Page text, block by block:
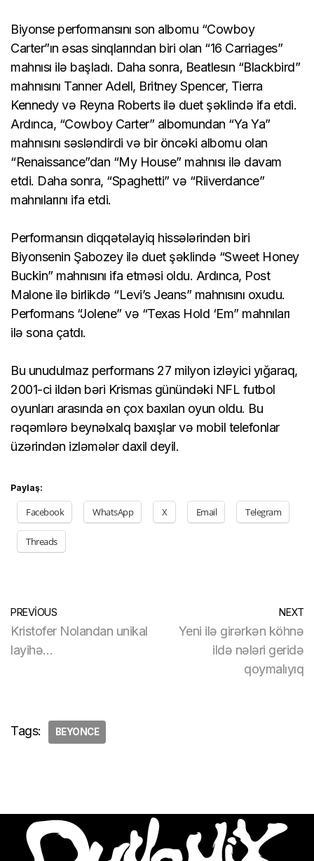
Biyonse performansını son albomu “Cowboy
Carter”ın əsas sinqlarından biri olan “16 Carriages”
mahnısı ilə başladı. Daha sonra, Beatlesın “Blackbird”
mahnısını Tanner Adell, Britney Spencer, Tierra
Kennedy və Reyna Roberts ilə duet şəklində ifa etdi.
Ardınca, “Cowboy Carter” albomundan “Ya Ya”
mahnısını səsləndirdi və bir öncəki albomu olan
“Renaissance”dan “My House” mahnısı ilə davam
etdi. Daha sonra, “Spaghetti” və “Riiverdance”
mahnılarını ifa etdi.
Performansın diqqətəlayiq hissələrindən biri
Biyonsenin Şabozey ilə duet şəklində “Sweet Honey
Buckin” mahnısını ifa etməsi oldu. Ardınca, Post
Malone ilə birlikdə “Levi’s Jeans” mahnısını oxudu.
Performans “Jolene” və “Texas Hold ‘Em” mahnıları
ilə sona çatdı.
Bu unudulmaz performans 27 milyon izləyici yığaraq,
2001-ci ildən bəri Krismas günündəki NFL futbol
oyunları arasında ən çox baxılan oyun oldu. Bu
rəqəmlərə beynəlxalq baxışlar və mobil telefonlar
üzərindən izləmələr daxil deyil.
Paylaş:
Facebook WhatsApp X Email Telegram
Threads
PREVIOUS
Kristofer Nolandan unikal
layihə…
NEXT
Yeni ilə girərkən köhnə
ildə nələri geridə
qoymalıyıq
Tags: BEYONCE